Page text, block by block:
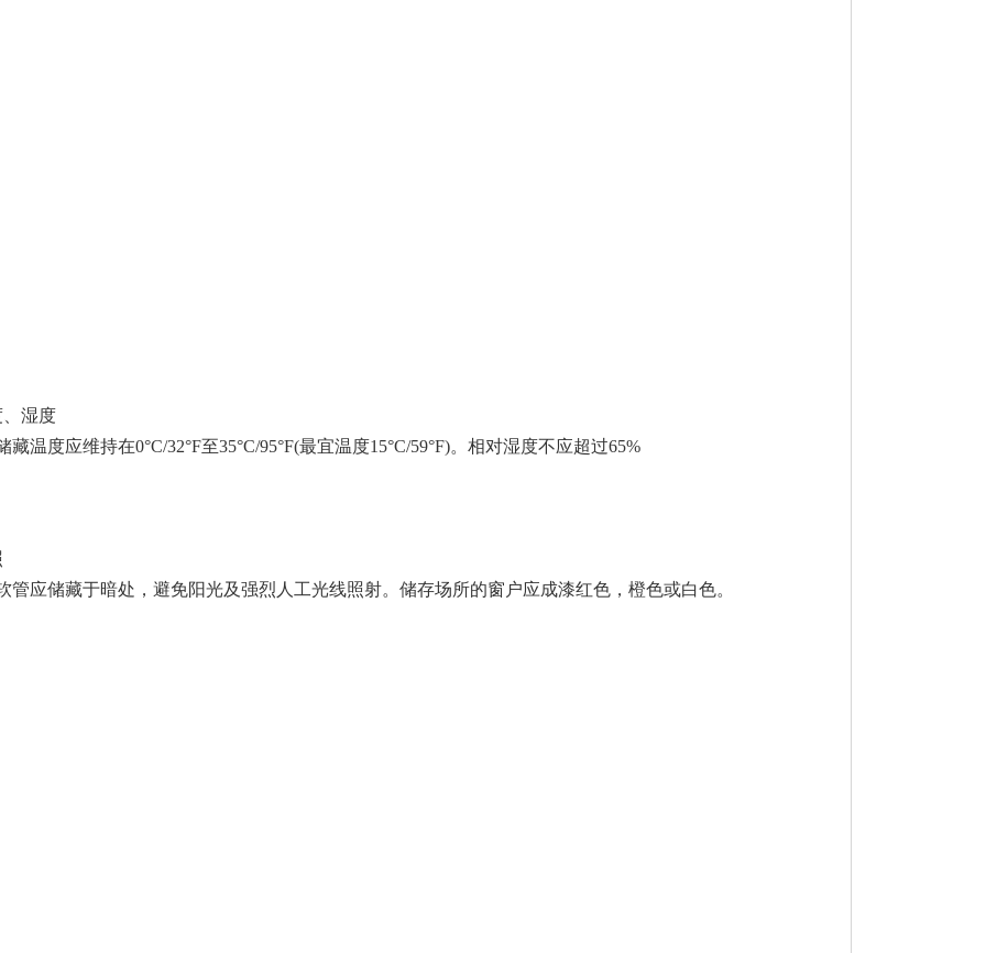
、湿度
度应维持在0°C/32°F至35°C/95°F(最宜温度15°C/59°F)。相对湿度不应超过65%
储藏于暗处，避免阳光及强烈人工光线照射。储存场所的窗户应成漆红色，橙色或白色。